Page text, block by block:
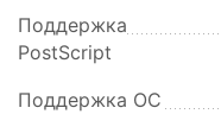
Поддержка
PostScript
Поддержка ОС